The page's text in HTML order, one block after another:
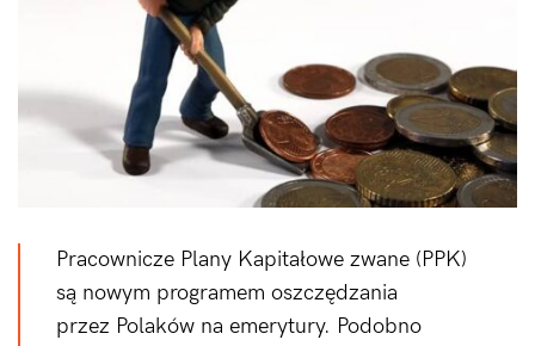
Pracownicze Plany Kapitałowe zwane (PPK)
są nowym programem oszczędzania
przez Polaków na emerytury. Podobno